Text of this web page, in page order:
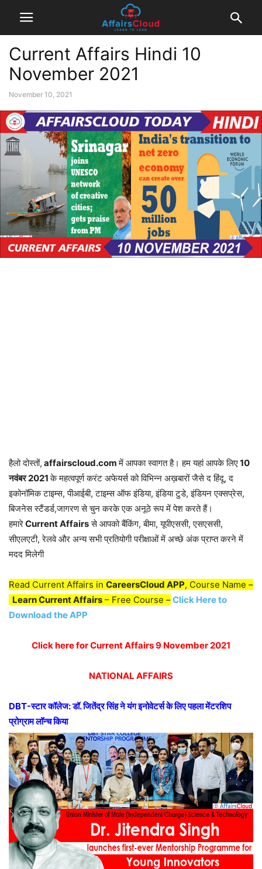
Current Affairs Hindi 10
November 2021
November 10, 2021
हैलो दोस्तों, affairscloud.comमें आपका स्वागत है। हम यहां आपके लिए10
नवंबर 2021के महत्वपूर्ण करंट अफेयर्स को विभिन्न अख़बारों जैसे द हिंदू, द
इकोनॉमिक टाइम्स, पीआईबी, टाइम्स ऑफ इंडिया, इंडिया टुडे, इंडियन एक्सप्रेस,
बिजनेस स्टैंडर्ड,जागरण से चुन करके एक अनूठे रूप में पेश करते हैं।
हमारेCurrent Affairsसे आपको बैंकिंग, बीमा, यूपीएससी, एसएससी,
सीएलएटी, रेलवे और अन्य सभी प्रतियोगी परीक्षाओं में अच्छे अंक प्राप्त करने में
मदद मिलेगी
Read Current Affairs in CareersCloud APP, Course Name –
Learn Current Affairs – Free Course –Click Here to
Download the APP
Click here for Current Affairs 9 November 2021
NATIONAL AFFAIRS
DBT-स्टार कॉलेज: डॉ. जितेंद्र सिंह ने यंग इनोवेटर्स के लिए पहला मेंटरशिप
प्रोग्राम लॉन्च किया